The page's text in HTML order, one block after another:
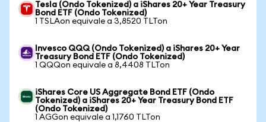
Tesla (Ondo Tokenized) a iShares 20+ Year Treasury
Bond ETF (Ondo Tokenized)
1 TSLAon equivale a 3,8520 TLTon
Invesco QQQ (Ondo Tokenized) a iShares 20+ Year
Treasury Bond ETF (Ondo Tokenized)
1 QQQon equivale a 8,4408 TLTon
iShares Core US Aggregate Bond ETF (Ondo
Tokenized) a iShares 20+ Year Treasury Bond ETF
(Ondo Tokenized)
1 AGGon equivale a 1,1760 TLTon